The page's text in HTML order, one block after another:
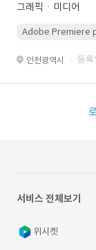
그래픽ㆍ미디어
Adobe Premiere
인천광역시 · 등
서비스 전체보기
위시켓